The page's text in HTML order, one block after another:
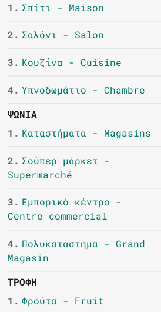
1. Σπίτι - Maison
2. Σαλόνι - Salon
3. Κουζίνα - Cuisine
4. Υπνοδωμάτιο - Chambre
ΨΏΝΙΑ
1. Καταστήματα - Magasins
2. Σούπερ μάρκετ -
Supermarché
3. Εμπορικό κέντρο -
Centre commercial
4. Πολυκατάστημα - Grand
Magasin
ΤΡΟΦΉ
1. Φρούτα - Fruit